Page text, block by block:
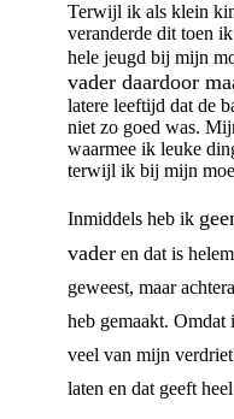
Terwijl ik als klein
veranderde dit toen
hele jeugd bij mijn
vader daardoor
latere leeftijd dat de
niet zo goed was.
waarmee ik leuke
terwijl ik bij mijn
Inmiddels heb ik
vader en dat is
geweest, maar
heb gemaakt.
veel van mijn
laten en dat geeft